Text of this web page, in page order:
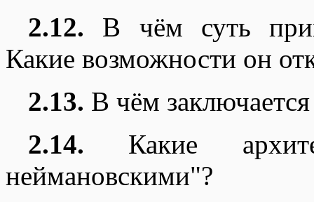
2.12. В чём суть
Какие возможности он
2.13. В чём
2.14. Какие
неймановскими"?